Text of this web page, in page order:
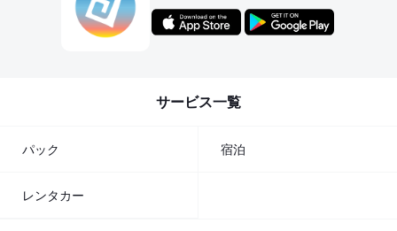
サービス一覧
パック 宿泊
レンタカー